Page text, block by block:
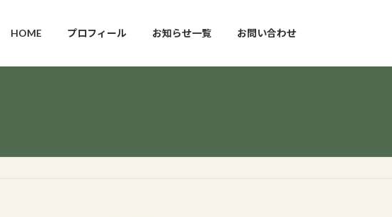
HOME プロフィール お知らせ一覧 お問い合わせ